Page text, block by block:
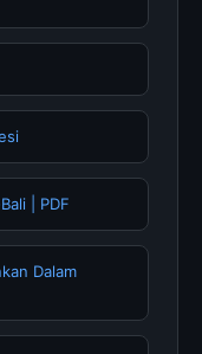
| PDF
Dalam